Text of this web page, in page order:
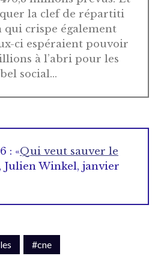
la clef de répartiti
qui crispe également
ci espéraient pouvoir
à l’abri pour les
social…
: «Qui veut sauver le
Julien Winkel, janvier
#cne